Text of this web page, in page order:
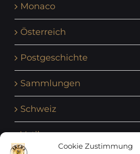
Cookie Zustimmung
Monaco
Österreich
Postgeschichte
Sammlungen
Schweiz
Vatikan